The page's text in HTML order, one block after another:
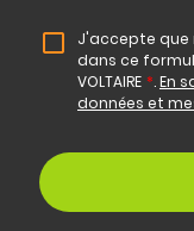
J'accepte que
dans ce
VOLTAIRE *.En
données et